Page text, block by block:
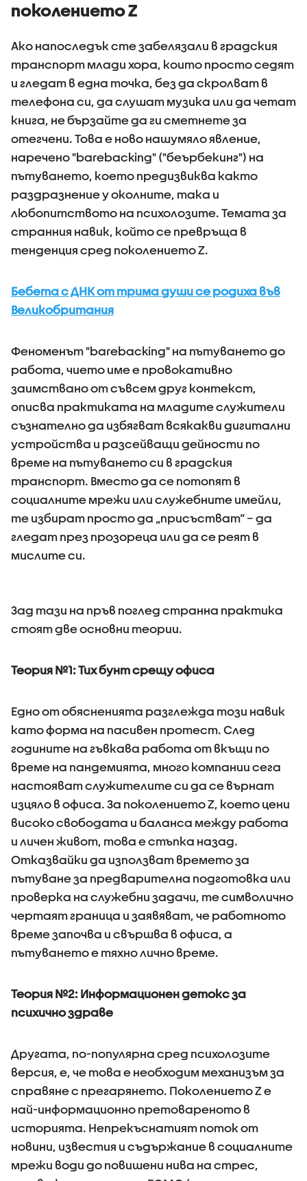
поколението Z
Ако напоследък сте забелязали в градския
транспорт млади хора, които просто седят
и гледат в една точка, без да скролват в
телефона си, да слушат музика или да четат
книга, не бързайте да ги сметнете за
отегчени. Това е ново нашумяло явление,
наречено "barebacking" ("беърбекинг") на
пътуването, което предизвиква както
раздразнение у околните, така и
любопитството на психолозите. Темата за
странния навик, който се превръща в
тенденция сред поколението Z.
Бебета с ДНК от трима души се родиха във
Великобритания
Феноменът "barebacking" на пътуването до
работа, чието име е провокативно
заимствано от съвсем друг контекст,
описва практиката на младите служители
съзнателно да избягват всякакви дигитални
устройства и разсейващи дейности по
време на пътуването си в градския
транспорт. Вместо да се потопят в
социалните мрежи или служебните имейли,
те избират просто да „присъстват“ – да
гледат през прозореца или да се реят в
мислите си.
Зад тази на пръв поглед странна практика
стоят две основни теории.
Теория №1: Тих бунт срещу офиса
Едно от обясненията разглежда този навик
като форма на пасивен протест. След
годините на гъвкава работа от вкъщи по
време на пандемията, много компании сега
настояват служителите си да се върнат
изцяло в офиса. За поколението Z, което цени
високо свободата и баланса между работа
и личен живот, това е стъпка назад.
Отказвайки да използват времето за
пътуване за предварителна подготовка или
проверка на служебни задачи, те символично
чертаят граница и заявяват, че работното
време започва и свършва в офиса, а
пътуването е тяхно лично време.
Теория №2: Информационен детокс за
психично здраве
Другата, по-популярна сред психолозите
версия, е, че това е необходим механизъм за
справяне с прегарянето. Поколението Z е
най-информационно претовареното в
историята. Непрекъснатият поток от
новини, известия и съдържание в социалните
мрежи води до повишени нива на стрес,